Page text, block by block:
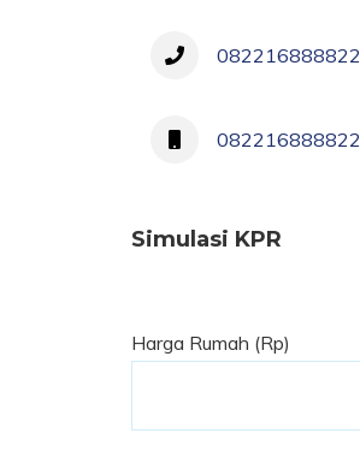
082216888822
082216888822
Simulasi KPR
Harga Rumah (Rp)